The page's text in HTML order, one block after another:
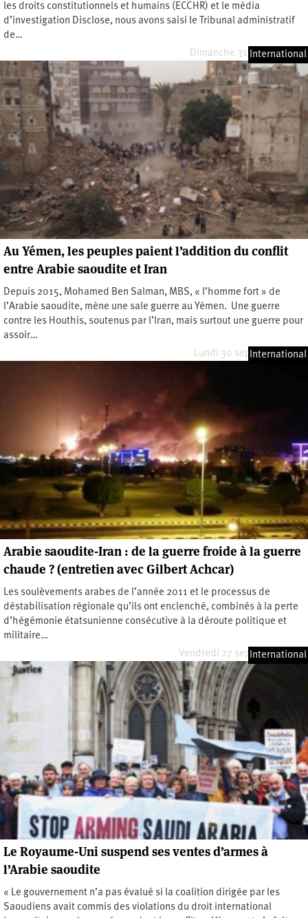
les droits constitutionnels et humains (ECCHR) et le média
d’investigation Disclose, nous avons saisi le Tribunal administratif
de…
Dimanche 31 octobre 2021
International
Au Yémen, les peuples paient l’addition du conflit
entre Arabie saoudite et Iran
Depuis 2015, Mohamed Ben Salman, MBS, « l’homme fort » de
l’Arabie saoudite, mène une sale guerre au Yémen. Une guerre
contre les Houthis, soutenus par l’Iran, mais surtout une guerre pour
assoir…
Lundi 30 septembre 2019
International
Arabie saoudite-Iran : de la guerre froide à la guerre
chaude ? (entretien avec Gilbert Achcar)
Les soulèvements arabes de l’année 2011 et le processus de
déstabilisation régionale qu’ils ont enclenché, combinés à la perte
d’hégémonie étatsunienne consécutive à la déroute politique et
militaire…
Vendredi 27 septembre 2019
International
Le Royaume-Uni suspend ses ventes d’armes à
l’Arabie saoudite
« Le gouvernement n’a pas évalué si la coalition dirigée par les
Saoudiens avait commis des violations du droit international